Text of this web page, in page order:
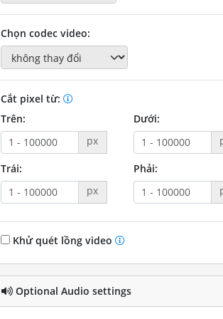
Chọn codec video:
Cắt pixel từ:
Trên:
px
Dưới:
Trái:
px
Phải:
Khử quét lồng video
Optional Audio settings